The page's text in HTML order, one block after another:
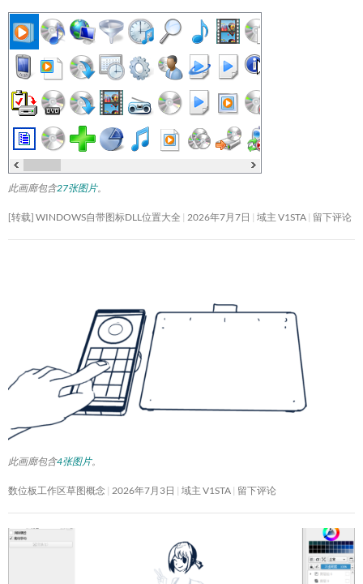
此画廊包含27张图片。
[转载] WINDOWS自带图标DLL位置大全 2026年7月7日 域主 V1STA 留下评论
此画廊包含4张图片。
数位板工作区草图概念 2026年7月3日 域主 V1STA 留下评论